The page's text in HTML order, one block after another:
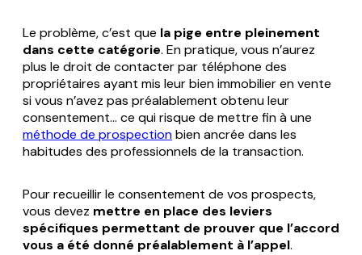
Le problème, c’est que la pige entre pleinement
dans cette catégorie. En pratique, vous n’aurez
plus le droit de contacter par téléphone des
propriétaires ayant mis leur bien immobilier en vente
si vous n’avez pas préalablement obtenu leur
consentement… ce qui risque de mettre fin à une
méthode de prospectionbien ancrée dans les
habitudes des professionnels de la transaction.
Pour recueillir le consentement de vos prospects,
vous devez mettre en place des leviers
spécifiques permettant de prouver que l’accord
vous a été donné préalablement à l’appel.